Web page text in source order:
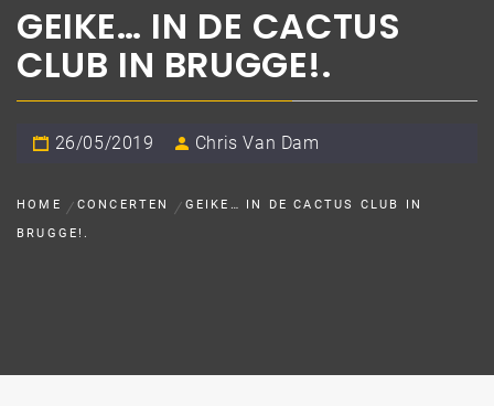
GEIKE… IN DE CACTUS
CLUB IN BRUGGE!.
26/05/2019 Chris Van Dam
HOME CONCERTEN
GEIKE… IN DE CACTUS CLUB IN
BRUGGE!.